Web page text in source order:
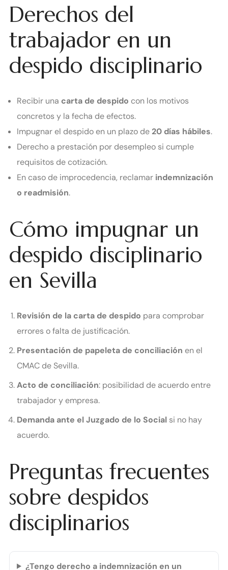
Derechos del
trabajador en un
despido disciplinario
Recibir una carta de despido con los motivos
concretos y la fecha de efectos.
Impugnar el despido en un plazo de20 días hábiles.
Derecho a prestación por desempleo si cumple
requisitos de cotización.
En caso de improcedencia, reclamar indemnización
o readmisión.
Cómo impugnar un
despido disciplinario
en Sevilla
Revisión de la carta de despido para comprobar
errores o falta de justificación.
Presentación de papeleta de conciliación en el
CMAC de Sevilla.
Acto de conciliación: posibilidad de acuerdo entre
trabajador y empresa.
Demanda ante el Juzgado de lo Social si no hay
acuerdo.
Preguntas frecuentes
sobre despidos
disciplinarios
¿Tengo derecho a indemnización en un